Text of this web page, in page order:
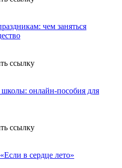
чем заняться
школы: онлайн-пособия для
в сердце лето»